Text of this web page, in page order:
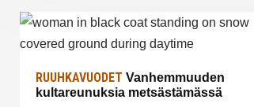
RUUHKAVUODET Vanhemmuuden
kultareunuksia metsästämässä